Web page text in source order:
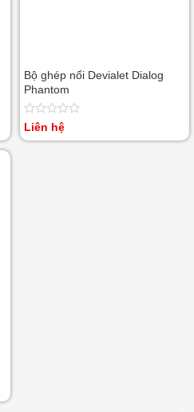
Bộ ghép nối Devialet Dialog
Phantom
Được
Liên hệ